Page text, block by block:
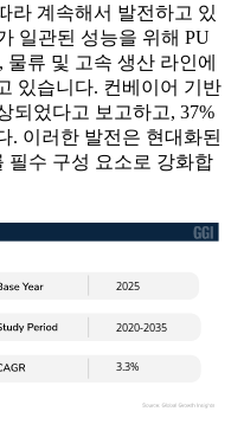
라 계속해서 발전하고 있
일관된 성능을 위해 PU
류 및 고속 생산 라인에
있습니다. 컨베이어 기반
되었다고 보고하고, 37%
. 이러한 발전은 현대화된
필수 구성 요소로 강화합